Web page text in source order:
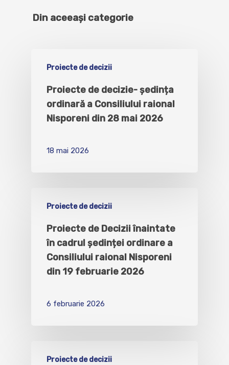
Din aceeași categorie
Proiecte de decizii
Proiecte de decizie- ședința
ordinară a Consiliului raional
Nisporeni din 28 mai 2026
18 mai 2026
Proiecte de decizii
Proiecte de Decizii înaintate
în cadrul ședinței ordinare a
Consiliului raional Nisporeni
din 19 februarie 2026
6 februarie 2026
Proiecte de decizii